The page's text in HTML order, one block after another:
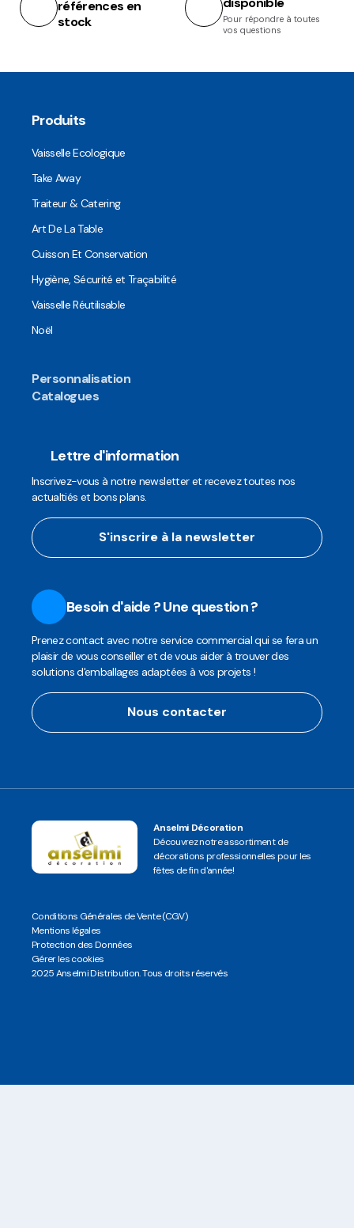
références en
stock
Pour répondre à toutes
vos questions
Produits
Vaisselle Ecologique
Take Away
Traiteur & Catering
Art De La Table
Cuisson Et Conservation
Hygiène, Sécurité et Traçabilité
Vaisselle Réutilisable
Noël
Personnalisation
Catalogues
Lettre d'information
Inscrivez-vous à notre newsletter et recevez toutes nos
actualtiés et bons plans.
S'inscrire à la newsletter
Besoin d'aide ? Une question ?
Prenez contact avec notre service commercial qui se fera un
plaisir de vous conseiller et de vous aider à trouver des
solutions d'emballages adaptées à vos projets !
Nous contacter
Anselmi Décoration
Découvrez notre assortiment de
décorations professionnelles pour les
fêtes de fin d'année!
Conditions Générales de Vente (CGV)
Mentions légales
Protection des Données
Gérer les cookies
2025 Anselmi Distribution. Tous droits réservés